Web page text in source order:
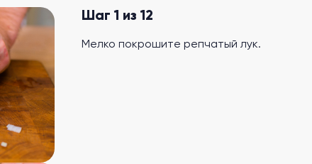
Шаг 1 из 12
Мелко покрошите репчатый лук.